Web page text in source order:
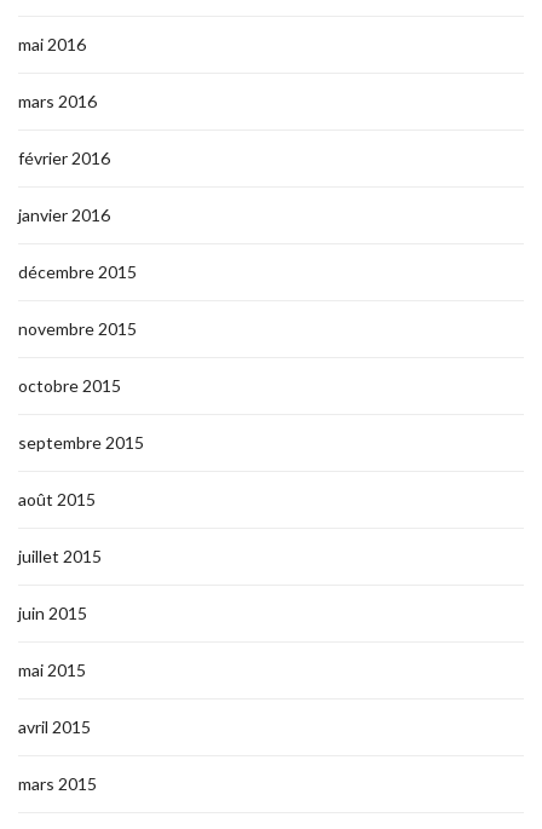
mai 2016
mars 2016
février 2016
janvier 2016
décembre 2015
novembre 2015
octobre 2015
septembre 2015
août 2015
juillet 2015
juin 2015
mai 2015
avril 2015
mars 2015